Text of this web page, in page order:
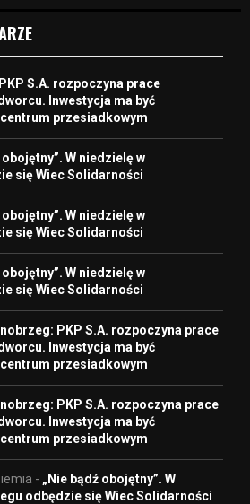
S.A. rozpoczyna prace
Inwestycja ma być
przesiadkowym
obojętny”. W niedzielę w
się Wiec Solidarności
obojętny”. W niedzielę w
się Wiec Solidarności
obojętny”. W niedzielę w
się Wiec Solidarności
PKP S.A. rozpoczyna prace
Inwestycja ma być
przesiadkowym
PKP S.A. rozpoczyna prace
Inwestycja ma być
przesiadkowym
- „Nie bądź obojętny”. W
odbędzie się Wiec Solidarności